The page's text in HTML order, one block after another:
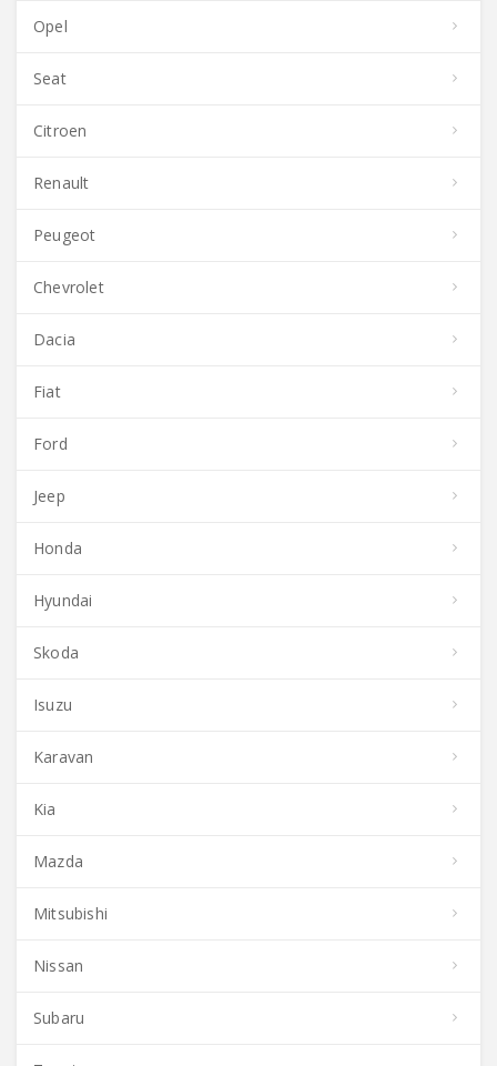
Opel
Seat
Citroen
Renault
Peugeot
Chevrolet
Dacia
Fiat
Ford
Jeep
Honda
Hyundai
Skoda
Isuzu
Karavan
Kia
Mazda
Mitsubishi
Nissan
Subaru